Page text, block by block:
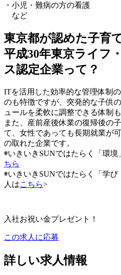
・小児・難病の方の看護
など
東京都が認めた子育
平成30年東京ライフ
ス認定企業って？
ITを活用した効率的な管理体制
のも特徴ですが、突発的な子供
ュールを柔軟に調整できる体制
また、産前産後休業の復帰後の
て、女性であっても長期就業が
の取れた企業です。
◉いきいきSUNではたらく「環
ちら
◉いきいきSUNではたらく「学
人はこちら>
入社お祝い金プレゼント！
この求人に応募
詳しい求人情報